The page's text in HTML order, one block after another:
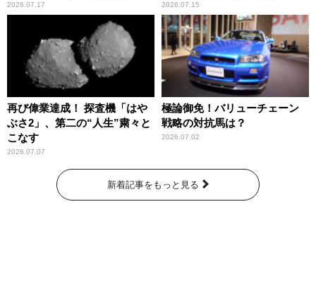
2026.07.17 2026.07.15
再び偉業達成！ 探査機「はや
ぶさ2」、第二の“人生”粛々と
こなす
2026.07.07
極論御免！バリューチェーン
戦略の対抗馬は？
2026.07.02
新着記事をもっと見る